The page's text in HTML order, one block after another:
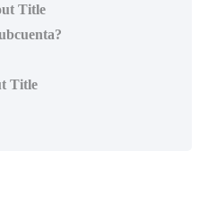
Title
Title